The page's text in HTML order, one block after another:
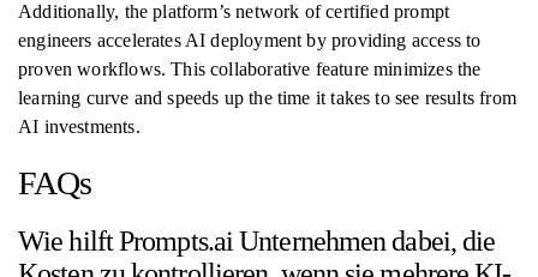
Additionally, the platform’s network of certified prompt
engineers accelerates AI deployment by providing access to
proven workflows. This collaborative feature minimizes the
learning curve and speeds up the time it takes to see results from
AI investments.
FAQs
Wie hilft Prompts.ai Unternehmen dabei, die